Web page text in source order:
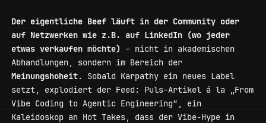
Der eigentliche Beef läuft in der Community oder
auf Netzwerken wie z.B. auf LinkedIn (wo jeder
etwas verkaufen möchte) – nicht in akademischen
Abhandlungen, sondern im Bereich der
Meinungshoheit. Sobald Karpathy ein neues Label
setzt, explodiert der Feed: Puls-Artikel á la „From
Vibe Coding to Agentic Engineering“, ein
Kaleidoskop an Hot Takes, dass der Vibe-Hype in